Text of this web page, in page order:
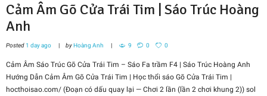
Cảm Âm Gõ Cửa Trái Tim | Sáo Trúc Hoàng
Anh
Posted 1 day ago byHoàng Anh 9 0 0
Cảm Âm Sáo Trúc Gõ Cửa Trái Tim – Sáo Fa trầm F4 | Sáo Trúc Hoàng Anh
Hướng Dẫn Cảm Âm Gõ Cửa Trái Tim | Học thổi sáo Gõ Cửa Trái Tim |
hocthoisao.com/ (Đoạn có dấu quay lại — Chơi 2 lần (lần 2 chơi khung 2)) sol